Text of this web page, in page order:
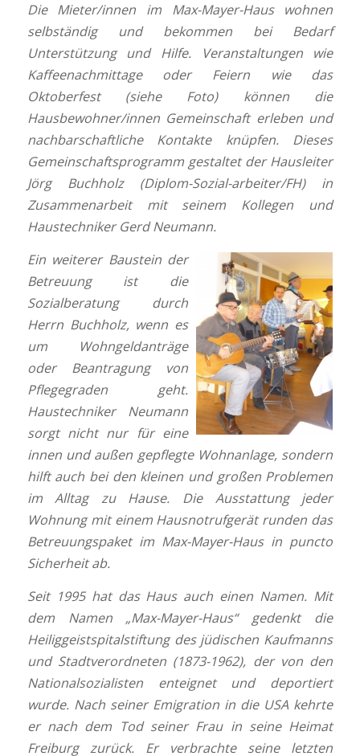
Die Mieter/innen im Max-Mayer-Haus wohnen
selbständig und bekommen bei Bedarf
Unterstützung und Hilfe. Veranstaltungen wie
Kaffeenachmittage oder Feiern wie das
Oktoberfest (siehe Foto) können die
Hausbewohner/innen Gemeinschaft erleben und
nachbarschaftliche Kontakte knüpfen. Dieses
Gemeinschaftsprogramm gestaltet der Hausleiter
Jörg Buchholz (Diplom-Sozial-arbeiter/FH) in
Zusammenarbeit mit seinem Kollegen und
Haustechniker Gerd Neumann.
Ein weiterer Baustein der
Betreuung ist die
Sozialberatung durch
Herrn Buchholz, wenn es
um Wohngeldanträge
oder Beantragung von
Pflegegraden geht.
Haustechniker Neumann
sorgt nicht nur für eine
innen und außen gepflegte Wohnanlage, sondern
hilft auch bei den kleinen und großen Problemen
im Alltag zu Hause. Die Ausstattung jeder
Wohnung mit einem Hausnotrufgerät runden das
Betreuungspaket im Max-Mayer-Haus in puncto
Sicherheit ab.
Seit 1995 hat das Haus auch einen Namen. Mit
dem Namen „Max-Mayer-Haus“ gedenkt die
Heiliggeistspitalstiftung des jüdischen Kaufmanns
und Stadtverordneten (1873-1962), der von den
Nationalsozialisten enteignet und deportiert
wurde. Nach seiner Emigration in die USA kehrte
er nach dem Tod seiner Frau in seine Heimat
Freiburg zurück. Er verbrachte seine letzten